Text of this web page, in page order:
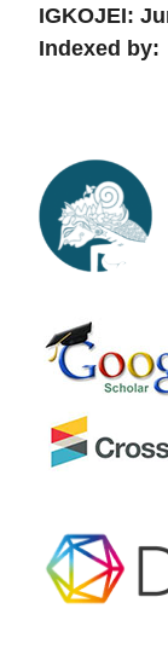
IGKOJEI:
Indexed by: